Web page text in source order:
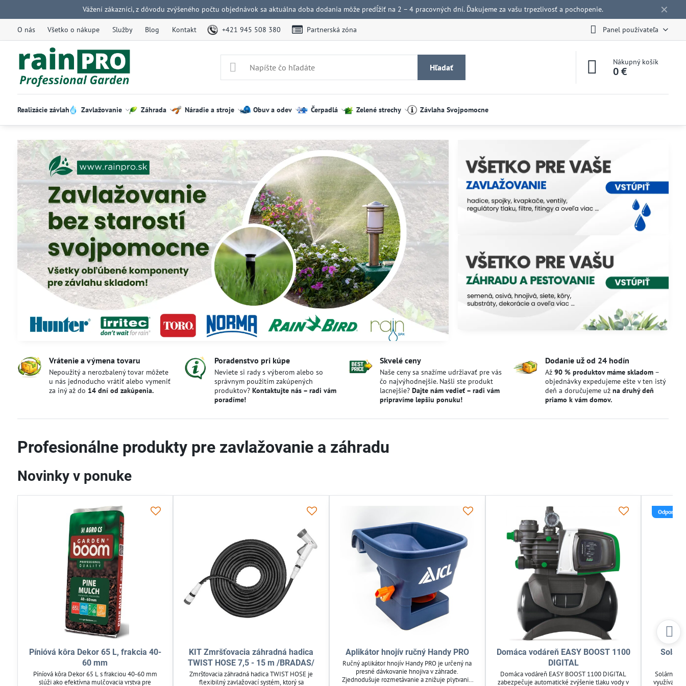
✕
Vážení zákazníci, z dôvodu zvýšeného počtu objednávok sa aktuálna doba dodania môže predĺžiť na 2 – 4 pracovných dní. Ďakujeme za vašu trpezlivosť a pochopenie.
O nás Všetko o nákupe Služby Blog Kontakt +421 945 508 380 Partnerská zóna Panel používateľa
Hľadať
Nákupný košík
0 €
Realizácie závlah Zavlažovanie Záhrada Náradie a stroje Obuv a odev Čerpadlá Zelené strechy Závlaha Svojpomocne
Vrátenie a výmena tovaru
Nepoužitý a nerozbalený tovar môžete
u nás jednoducho vrátiť alebo vymeniť
za iný až do 14 dní od zakúpenia.
Poradenstvo pri kúpe
Neviete si rady s výberom alebo so
správnym použitím zakúpených
produktov? Kontaktujte nás – radi vám
poradíme!
Skvelé ceny
Naše ceny sa snažíme udržiavať pre vás
čo najvýhodnejšie. Našli ste produkt
lacnejšie? Dajte nám vedieť – radi vám
pripravíme lepšiu ponuku!
Dodanie už od 24 hodín
Až 90 % produktov máme skladom –
objednávky expedujeme ešte v ten istý
deň a doručujeme užna druhý deň
priamo k vám domov.
Profesionálne produkty pre zavlažovanie a záhradu
Novinky v ponuke
Pínióvá kôra Dekor 65 L, frakcia 40-
60 mm
Píníová kôra Dekor 65 L s frakciou 40-60 mm
slúži ako efektívna mulčovacia vrstva pre
KIT Zmršťovacia záhradná hadica
TWIST HOSE 7,5 - 15 m /BRADAS/
Zmršťovacia záhradná hadica TWIST HOSE je
flexibilný zavlažovací systém, ktorý sa
Aplikátor hnojív ručný Handy PRO
Ručný aplikátor hnojív Handy PRO je určený na
presné dávkovanie hnojiva v záhrade.
Zjednodušuje rozmetávanie a znižuje plytvanie
Domáca vodáreň EASY BOOST 1100
DIGITAL
Domáca vodáreň EASY BOOST 1100 DIGITAL
zabezpečuje automatické zvýšenie tlaku vody v
Solárna
využíva